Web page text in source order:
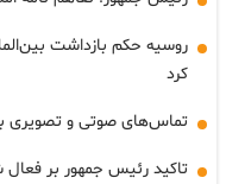
روسیه حکم بازداشت
کرد
تماس‌های صوتی و تصویری
تاکید رئیس جمهور بر